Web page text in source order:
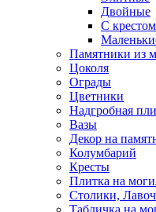
Двойные
С крестом
Памятники из
Цоколя
Ограды
Цветники
Надгробная
Вазы
Декор на
Колумбарий
Кресты
Плитка на
Столики,
Табличка на